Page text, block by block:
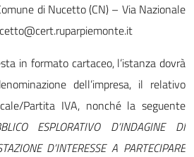
di Nucetto (CN) – Via Nazionale
in formato cartaceo, l’istanza dovrà
dell’impresa, il relativo
Partita IVA, nonché la seguente
ESPLORATIVO D’INDAGINE DI
D’INTERESSE A PARTECIPARE